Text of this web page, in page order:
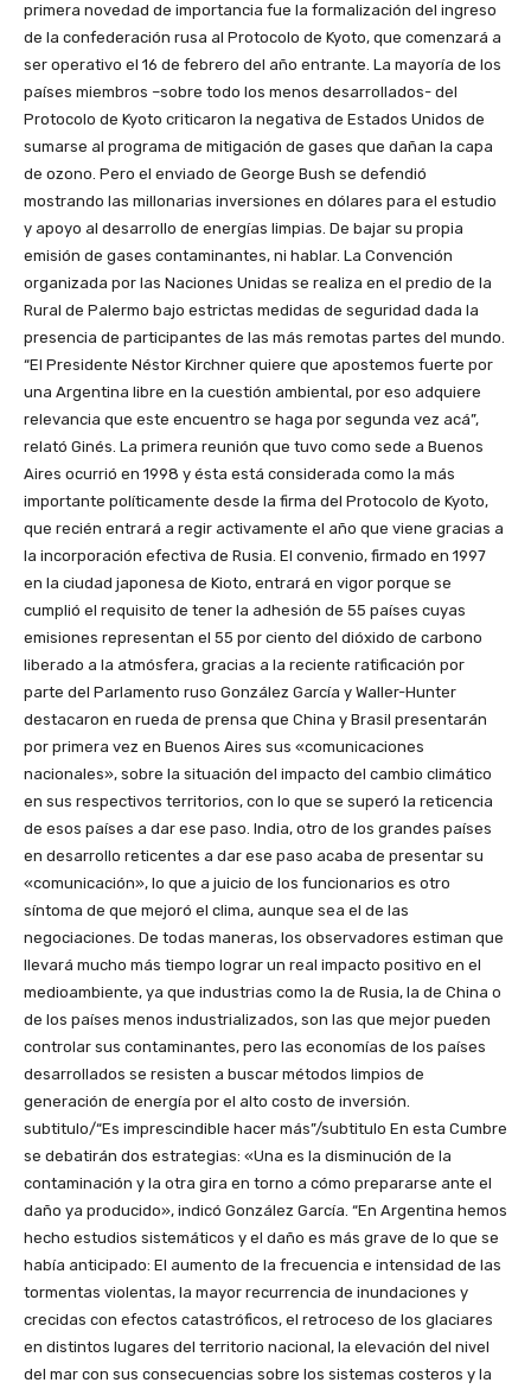
primera novedad de importancia fue la formalización del ingreso
de la confederación rusa al Protocolo de Kyoto, que comenzará a
ser operativo el 16 de febrero del año entrante. La mayoría de los
países miembros –sobre todo los menos desarrollados- del
Protocolo de Kyoto criticaron la negativa de Estados Unidos de
sumarse al programa de mitigación de gases que dañan la capa
de ozono. Pero el enviado de George Bush se defendió
mostrando las millonarias inversiones en dólares para el estudio
y apoyo al desarrollo de energías limpias. De bajar su propia
emisión de gases contaminantes, ni hablar. La Convención
organizada por las Naciones Unidas se realiza en el predio de la
Rural de Palermo bajo estrictas medidas de seguridad dada la
presencia de participantes de las más remotas partes del mundo.
“El Presidente Néstor Kirchner quiere que apostemos fuerte por
una Argentina libre en la cuestión ambiental, por eso adquiere
relevancia que este encuentro se haga por segunda vez acá”,
relató Ginés. La primera reunión que tuvo como sede a Buenos
Aires ocurrió en 1998 y ésta está considerada como la más
importante políticamente desde la firma del Protocolo de Kyoto,
que recién entrará a regir activamente el año que viene gracias a
la incorporación efectiva de Rusia. El convenio, firmado en 1997
en la ciudad japonesa de Kioto, entrará en vigor porque se
cumplió el requisito de tener la adhesión de 55 países cuyas
emisiones representan el 55 por ciento del dióxido de carbono
liberado a la atmósfera, gracias a la reciente ratificación por
parte del Parlamento ruso González García y Waller-Hunter
destacaron en rueda de prensa que China y Brasil presentarán
por primera vez en Buenos Aires sus «comunicaciones
nacionales», sobre la situación del impacto del cambio climático
en sus respectivos territorios, con lo que se superó la reticencia
de esos países a dar ese paso. India, otro de los grandes países
en desarrollo reticentes a dar ese paso acaba de presentar su
«comunicación», lo que a juicio de los funcionarios es otro
síntoma de que mejoró el clima, aunque sea el de las
negociaciones. De todas maneras, los observadores estiman que
llevará mucho más tiempo lograr un real impacto positivo en el
medioambiente, ya que industrias como la de Rusia, la de China o
de los países menos industrializados, son las que mejor pueden
controlar sus contaminantes, pero las economías de los países
desarrollados se resisten a buscar métodos limpios de
generación de energía por el alto costo de inversión.
subtitulo/“Es imprescindible hacer más”/subtitulo En esta Cumbre
se debatirán dos estrategias: «Una es la disminución de la
contaminación y la otra gira en torno a cómo prepararse ante el
daño ya producido», indicó González García. “En Argentina hemos
hecho estudios sistemáticos y el daño es más grave de lo que se
había anticipado: El aumento de la frecuencia e intensidad de las
tormentas violentas, la mayor recurrencia de inundaciones y
crecidas con efectos catastróficos, el retroceso de los glaciares
en distintos lugares del territorio nacional, la elevación del nivel
del mar con sus consecuencias sobre los sistemas costeros y la